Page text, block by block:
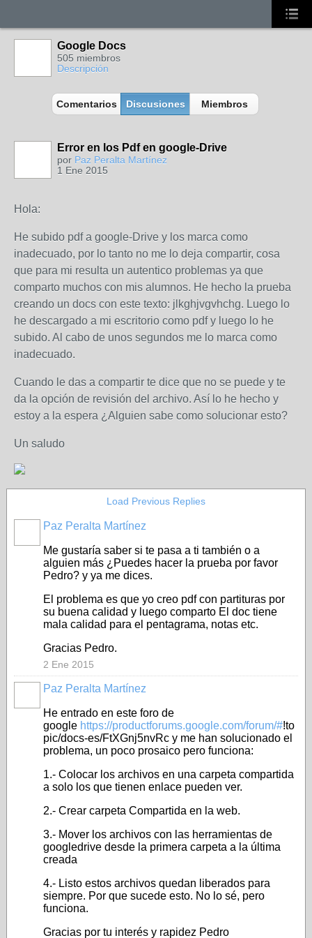
Google Docs
505 miembros
Descripción
Comentarios Discusiones Miembros
Error en los Pdf en google-Drive
por Paz Peralta Martínez
1 Ene 2015
Hola:
He subido pdf a google-Drive y los marca como
inadecuado, por lo tanto no me lo deja compartir, cosa
que para mi resulta un autentico problemas ya que
comparto muchos con mis alumnos. He hecho la prueba
creando un docs con este texto: jlkghjvgvhchg. Luego lo
he descargado a mi escritorio como pdf y luego lo he
subido. Al cabo de unos segundos me lo marca como
inadecuado.
Cuando le das a compartir te dice que no se puede y te
da la opción de revisión del archivo. Así lo he hecho y
estoy a la espera ¿Alguien sabe como solucionar esto?
Un saludo
Load Previous Replies
Paz Peralta Martínez
Me gustaría saber si te pasa a ti también o a
alguien más ¿Puedes hacer la prueba por favor
Pedro? y ya me dices.
El problema es que yo creo pdf con partituras por
su buena calidad y luego comparto El doc tiene
mala calidad para el pentagrama, notas etc.
Gracias Pedro.
2 Ene 2015
Paz Peralta Martínez
He entrado en este foro de
google https://productforums.google.com/forum/#!to
pic/docs-es/FtXGnj5nvRc y me han solucionado el
problema, un poco prosaico pero funciona:
1.- Colocar los archivos en una carpeta compartida
a solo los que tienen enlace pueden ver.
2.- Crear carpeta Compartida en la web.
3.- Mover los archivos con las herramientas de
googledrive desde la primera carpeta a la última
creada
4.- Listo estos archivos quedan liberados para
siempre. Por que sucede esto. No lo sé, pero
funciona.
Gracias por tu interés y rapidez Pedro